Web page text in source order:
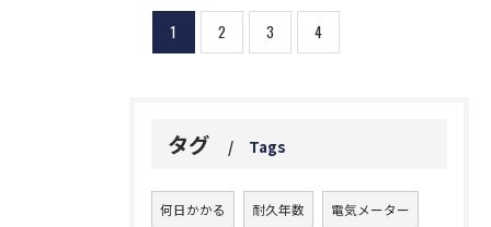
1 2 3 4
タグ Tags
何日かかる 耐久年数 電気メーター